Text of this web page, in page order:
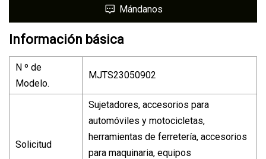
Mándanos
Información básica
N º de
Modelo.
MJTS23050902
Solicitud
Sujetadores, accesorios para
automóviles y motocicletas,
herramientas de ferretería, accesorios
para maquinaria, equipos